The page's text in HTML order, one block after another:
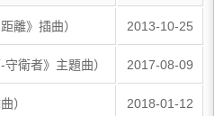
離》插曲） 2013-10-25
衛者》主題曲） 2017-08-09
） 2018-01-12